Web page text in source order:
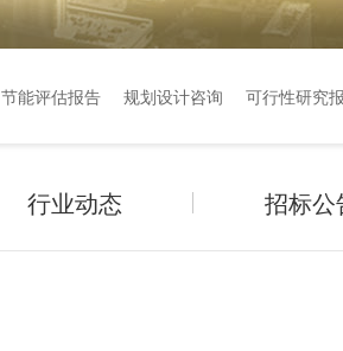
节能评估报告 规划设计咨询 可行性研究
行业动态 招标公